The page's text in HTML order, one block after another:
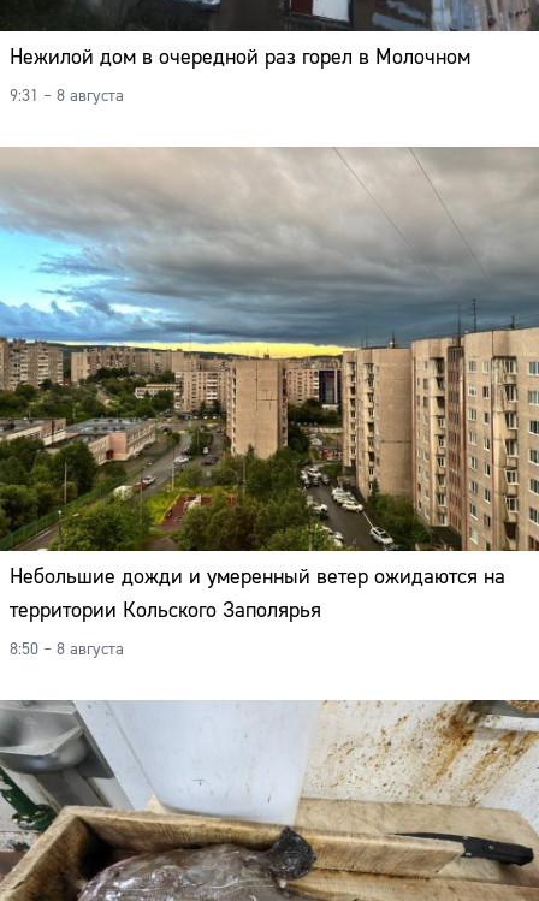
Нежилой дом в очередной раз горел в Молочном
9:31 – 8 августа
Небольшие дожди и умеренный ветер ожидаются на
территории Кольского Заполярья
8:50 – 8 августа
Сайт: